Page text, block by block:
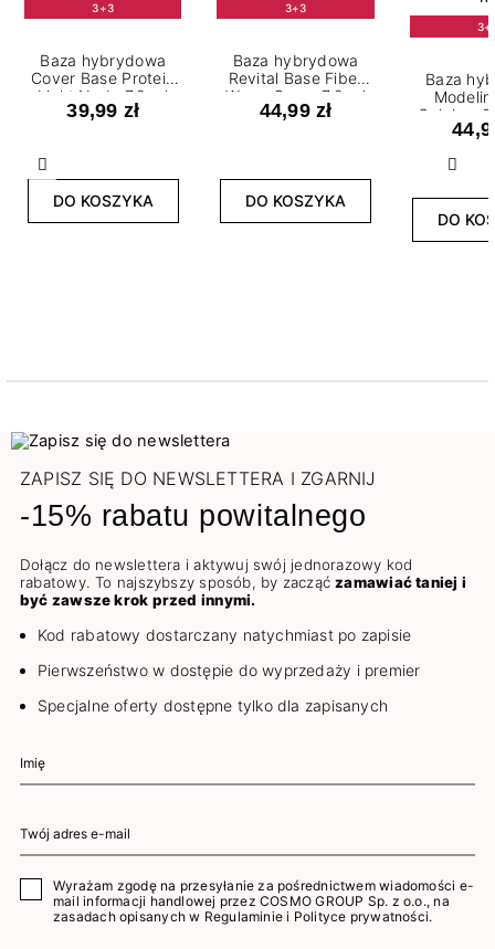
Poprzedni
3+3
Baza hybrydowa
Cover Base Protein
Light Nude 7,2 ml
39,99 zł
DO KOSZYKA
3+3
Baza hybrydowa
Revital Base Fiber
Warm Cover 7,2 ml
44,99 zł
DO KOSZYKA
Baza
Calcium
7,2
DO
ZAPISZ SIĘ DO NEWSLETTERA I ZGARNIJ
-15% rabatu powitalnego
Dołącz do newslettera i aktywuj swój jednorazowy kod
rabatowy. To najszybszy sposób, by zacząćzamawiać taniej i
być zawsze krok przed innymi.
Kod rabatowy dostarczany natychmiast po zapisie
Pierwszeństwo w dostępie do wyprzedaży i premier
Specjalne oferty dostępne tylko dla zapisanych
Wyrażam zgodę na przesyłanie za pośrednictwem wiadomości e-
mail informacji handlowej przez COSMO GROUP Sp. z o.o., na
zasadach opisanych w Regulaminie i Polityce prywatności.